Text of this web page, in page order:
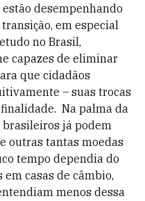
desempenhando
em especial
no Brasil,
capazes de eliminar
que cidadãos
– suas trocas
Na palma da
brasileiros já podem
outras tantas moedas
tempo dependia do
casas de câmbio,
menos dessa